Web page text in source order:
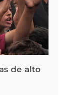
de alto